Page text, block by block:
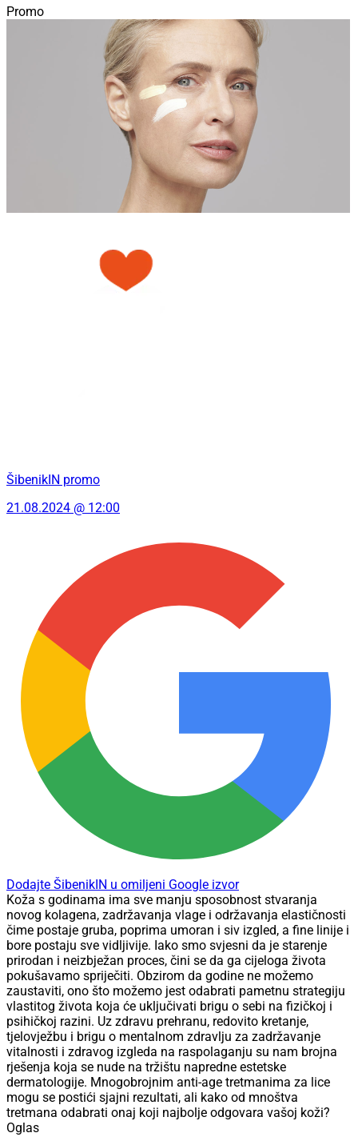
Promo
ŠibenikIN promo
21.08.2024 @ 12:00
Dodajte ŠibenikIN u omiljeni Google izvor
Koža s godinama ima sve manju sposobnost stvaranja
novog kolagena, zadržavanja vlage i održavanja elastičnosti
čime postaje gruba, poprima umoran i siv izgled, a fine linije i
bore postaju sve vidljivije. Iako smo svjesni da je starenje
prirodan i neizbježan proces, čini se da ga cijeloga života
pokušavamo spriječiti. Obzirom da godine ne možemo
zaustaviti, ono što možemo jest odabrati pametnu strategiju
vlastitog života koja će uključivati brigu o sebi na fizičkoj i
psihičkoj razini. Uz zdravu prehranu, redovito kretanje,
tjelovježbu i brigu o mentalnom zdravlju za zadržavanje
vitalnosti i zdravog izgleda na raspolaganju su nam brojna
rješenja koja se nude na tržištu napredne estetske
dermatologije. Mnogobrojnim anti-age tretmanima za lice
mogu se postići sjajni rezultati, ali kako od mnoštva
tretmana odabrati onaj koji najbolje odgovara vašoj koži?
Oglas